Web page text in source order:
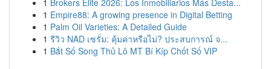
1 Brokers Elite 2026: Los Inmobiliarios Más Desta...
1 Empire88: A growing presence in Digital Betting
1 Palm Oil Varieties: A Detailed Guide
1 รีวิว NAD เซรั่ม: คุ้มค่าหรือไม่? ประสบการณ์ จ...
1 Bắt Số Song Thủ Lô MT Bí Kíp Chốt Số VIP